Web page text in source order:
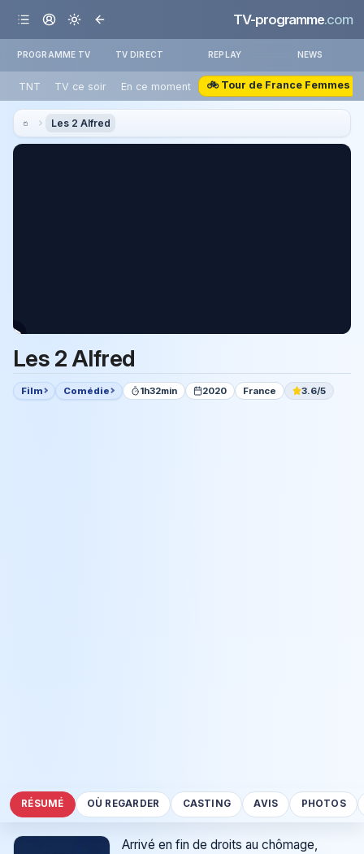
TV-programme.com
PROGRAMME TV TV DIRECT REPLAY NEWS
TNT TV ce soir En ce moment 🚲 Tour de France Femmes
Les 2 Alfred
Les 2 Alfred
Film Comédie 1h32min 2020 France 3.6/5
RÉSUMÉ OÙ REGARDER CASTING AVIS PHOTOS
Arrivé en fin de droits au chômage,